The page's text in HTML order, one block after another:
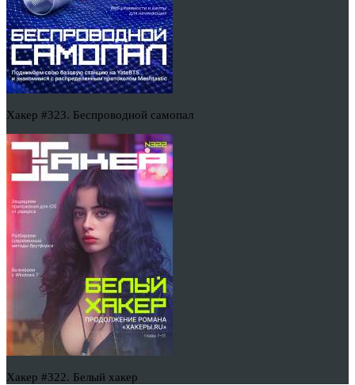
Хакер #323. Беспроводной самопал
Хакер #322. Белый хакер